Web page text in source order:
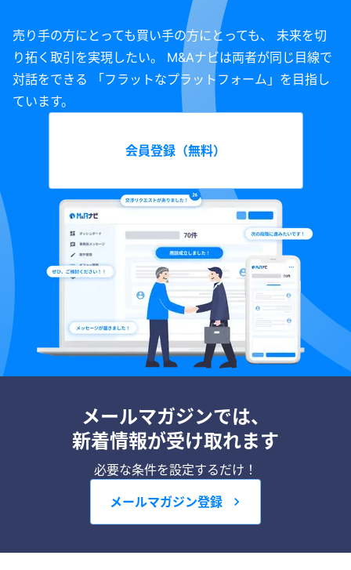
売り手の方にとっても買い手の方にとっても、 未来を切
り拓く取引を実現したい。 M&Aナビは両者が同じ目線で
対話をできる 「フラットなプラットフォーム」を目指し
ています。
会員登録（無料）
メールマガジンでは、
新着情報が受け取れます
必要な条件を設定するだけ！
メールマガジン登録